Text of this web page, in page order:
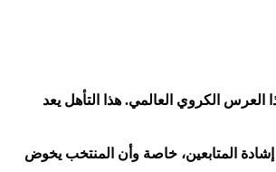
الكروي العالمي. هذا التأهل يعد
إشادة المتابعين، خاصة وأن المنتخب يخوض